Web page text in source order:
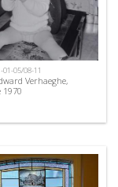
01-05/08-11
Verhaeghe,
1970